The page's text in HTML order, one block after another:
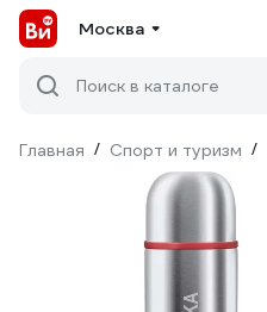
Москва
Поиск в каталоге
Главная / Спорт и туризм /